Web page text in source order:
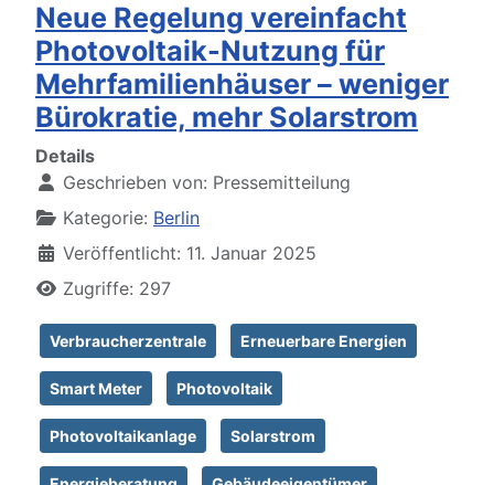
Neue Regelung vereinfacht
Photovoltaik-Nutzung für
Mehrfamilienhäuser – weniger
Bürokratie, mehr Solarstrom
Details
Geschrieben von: Pressemitteilung
Kategorie: Berlin
Veröffentlicht: 11. Januar 2025
Zugriffe: 297
Verbraucherzentrale Erneuerbare Energien
Smart Meter Photovoltaik
Photovoltaikanlage Solarstrom